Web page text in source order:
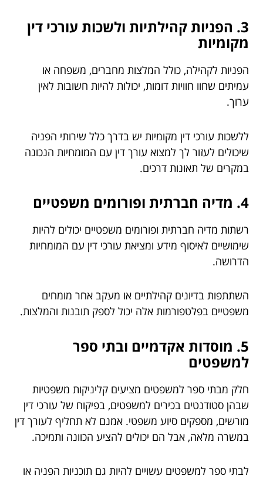
3. הפניות קהילתיות ולשכות עורכי דין
מקומיות
הפניות לקהילה, כולל המלצות מחברים, משפחה או
עמיתים שחוו חוויות דומות, יכולות להיות חשובות לאין
ערוך.
ללשכות עורכי דין מקומיות יש בדרך כלל שירותי הפניה
שיכולים לעזור לך למצוא עורך דין עם המומחיות הנכונה
במקרים של תאונות דרכים.
4. מדיה חברתית ופורומים משפטיים
רשתות מדיה חברתית ופורומים משפטיים יכולים להיות
שימושיים לאיסוף מידע ומציאת עורכי דין עם המומחיות
הדרושה.
השתתפות בדיונים קהילתיים או מעקב אחר מומחים
משפטיים בפלטפורמות אלה יכול לספק תובנות והמלצות.
5. מוסדות אקדמיים ובתי ספר
למשפטים
חלק מבתי ספר למשפטים מציעים קליניקות משפטיות
שבהן סטודנטים בכירים למשפטים, בפיקוח של עורכי דין
מורשים, מספקים סיוע משפטי. אמנם לא תחליף לעורך דין
במשרה מלאה, אבל הם יכולים להציע הכוונה ותמיכה.
לבתי ספר למשפטים עשויים להיות גם תוכניות הפניה או